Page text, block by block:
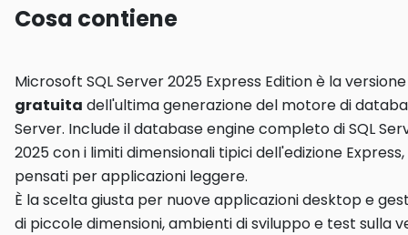
Cosa contiene
Microsoft SQL Server 2025 Express Edition è la versione
gratuita dell'ultima generazione del motore di
Server. Include il database engine completo di SQL
2025 con i limiti dimensionali tipici dell'edizione Express,
pensati per applicazioni leggere.
È la scelta giusta per nuove applicazioni desktop e
di piccole dimensioni, ambienti di sviluppo e test sulla